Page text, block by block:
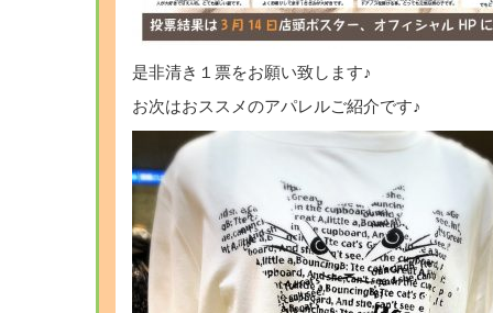
是非清き１票をお願い致します♪
お次はおススメのアパレルご紹介です♪